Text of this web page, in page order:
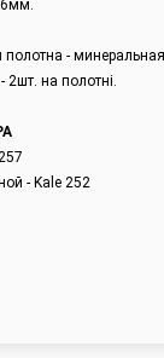
-
2шт. на полотні.
- Kale 252